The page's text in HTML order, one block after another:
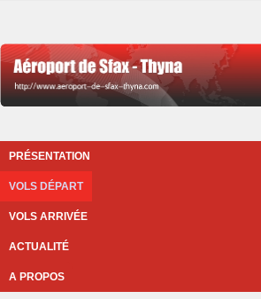
PRÉSENTATION
VOLS DÉPART
VOLS ARRIVÉE
ACTUALITÉ
A PROPOS